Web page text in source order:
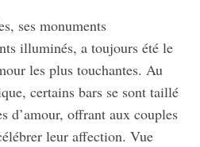
ses monuments
illuminés, a toujours été le
les plus touchantes. Au
certains bars se sont taillé
d’amour, offrant aux couples
leur affection. Vue